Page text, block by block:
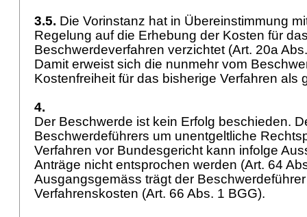
3.5. Die Vorinstanz hat in Übereinstimmung
Regelung auf die Erhebung der Kosten für
Beschwerdeverfahren verzichtet (Art. 20a
Damit erweist sich die nunmehr vom
Kostenfreiheit für das bisherige Verfahren
4.
Der Beschwerde ist kein Erfolg beschieden.
Beschwerdeführers um unentgeltliche
Verfahren vor Bundesgericht kann infolge
Anträge nicht entsprochen werden (Art. 64
Ausgangsgemäss trägt der
Verfahrenskosten (Art. 66 Abs. 1 BGG).